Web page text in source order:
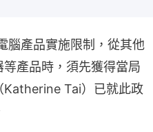
腦產品實施限制，從其他
產品時，須先獲得當局
Katherine Tai）已就此政